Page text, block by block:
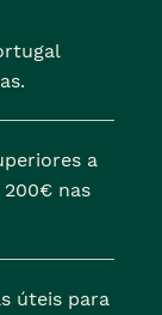
a
nas
úteis para